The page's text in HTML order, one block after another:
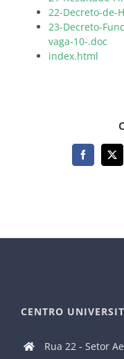
22-Decreto-de-
23-Decreto-
vaga-10-.doc
index.html
Facebook
X
CENTRO
Rua 22 - Setor